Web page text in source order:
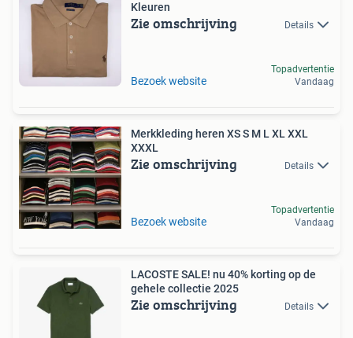
Kleuren
Zie omschrijving Details
Bezoek website
Topadvertentie
Vandaag
Merkkleding heren XS S M L XL XXL
XXXL
Zie omschrijving Details
Bezoek website
Topadvertentie
Vandaag
LACOSTE SALE! nu 40% korting op de
gehele collectie 2025
Zie omschrijving Details